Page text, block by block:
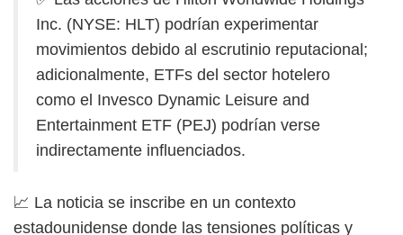
Inc. (NYSE: HLT) podrían experimentar
movimientos debido al escrutinio reputacional;
adicionalmente, ETFs del sector hotelero
como el Invesco Dynamic Leisure and
Entertainment ETF (PEJ) podrían verse
indirectamente influenciados.
📈 La noticia se inscribe en un contexto
estadounidense donde las tensiones políticas y